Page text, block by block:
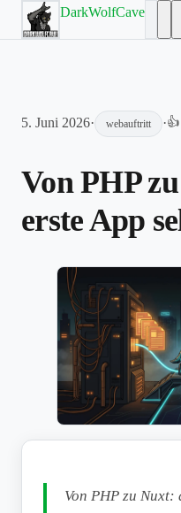
DarkWolfCave
5. Juni 2026· webauftritt ·👍
Von PHP
erste App
Von PHP zu